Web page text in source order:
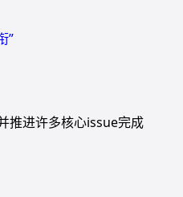
”
推进许多核心issue完成